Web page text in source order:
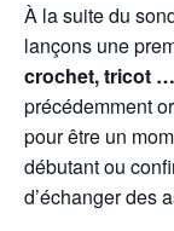
À la suite du
lançons une
crochet, tricot …
précédemment
pour être un
débutant ou
d’échanger des